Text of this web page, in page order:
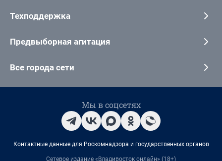
Техподдержка
Предвыборная агитация
Все города сети
Мы в соцсетях
Контактные данные для Роскомнадзора и государственных органов
Сетевое издание «Владивосток онлайн» (18+)